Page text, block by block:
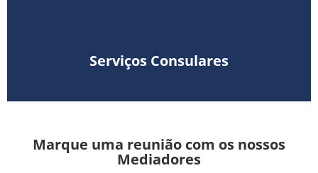
Serviços Consulares
Marque uma reunião com os nossos
Mediadores